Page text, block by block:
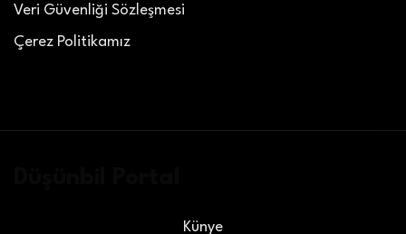
Veri Güvenliği Sözleşmesi
Çerez Politikamız
Künye